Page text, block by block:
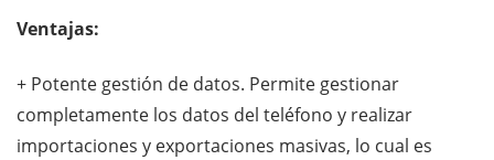
Ventajas:
+ Potente gestión de datos. Permite gestionar
completamente los datos del teléfono y realizar
importaciones y exportaciones masivas, lo cual es